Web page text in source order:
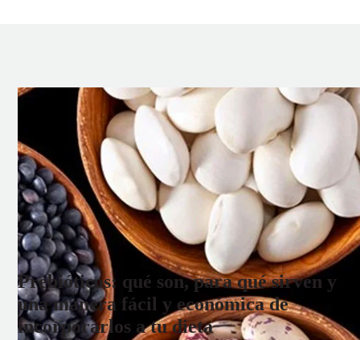
Prebióticos: qué son, para qué sirven y
una manera fácil y económica de
incorporarlos a tu dieta